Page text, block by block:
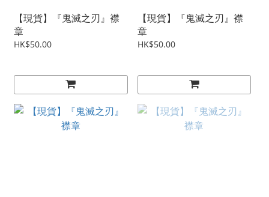
【現貨】『鬼滅之刃』襟
章
HK$50.00
【現貨】『鬼滅之刃』襟
章
HK$50.00